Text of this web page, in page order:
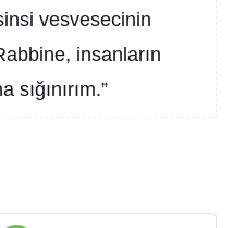
vesvesecinin
insanların
sığınırım.”